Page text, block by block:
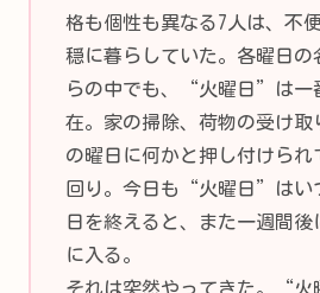
格も個性も異なる7人は、不
穏に暮らしていた。各曜日の
らの中でも、“火曜日”は一
在。家の掃除、荷物の受け取
の曜日に何かと押し付けられ
回り。今日も“火曜日”はい
日を終えると、また一週間後
に入る。
それは突然やってきた。“